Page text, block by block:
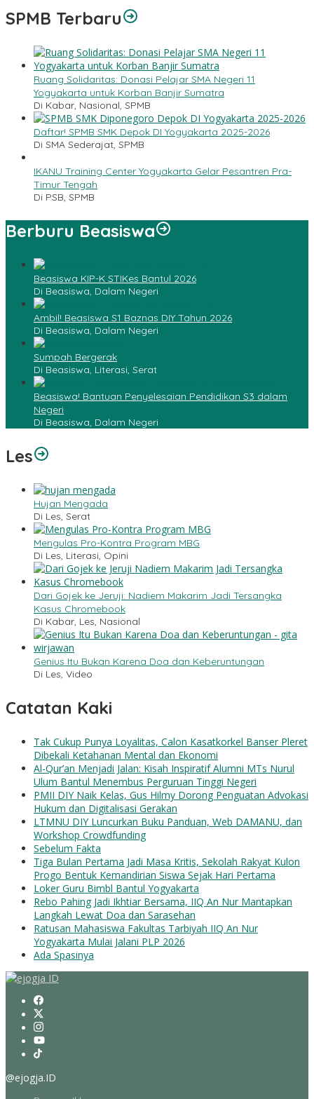
SPMB Terbaru
Ruang Solidaritas: Donasi Pelajar SMA Negeri 11
Yogyakarta untuk Korban Banjir Sumatra
Di Kabar, Nasional, SPMB
Daftar! SPMB SMK Depok DI Yogyakarta 2025-2026
Di SMA Sederajat, SPMB
IKANU Training Center Yogyakarta Gelar Pesantren Pra-
Timur Tengah
Di PSB, SPMB
Berburu Beasiswa
Beasiswa KIP-K STIKes Bantul 2026
Di Beasiswa, Dalam Negeri
Ambil! Beasiswa S1 Baznas DIY Tahun 2026
Di Beasiswa, Dalam Negeri
Sumpah Bergerak
Di Beasiswa, Literasi, Serat
Beasiswa! Bantuan Penyelesaian Pendidikan S3 dalam
Negeri
Di Beasiswa, Dalam Negeri
Les
Hujan Mengada
Di Les, Serat
Mengulas Pro-Kontra Program MBG
Di Les, Literasi, Opini
Dari Gojek ke Jeruji: Nadiem Makarim Jadi Tersangka
Kasus Chromebook
Di Kabar, Les, Nasional
Genius Itu Bukan Karena Doa dan Keberuntungan
Di Les, Video
Catatan Kaki
Tak Cukup Punya Loyalitas, Calon Kasatkorkel Banser Pleret
Dibekali Ketahanan Mental dan Ekonomi
Al-Qur’an Menjadi Jalan: Kisah Inspiratif Alumni MTs Nurul
Ulum Bantul Menembus Perguruan Tinggi Negeri
PMII DIY Naik Kelas, Gus Hilmy Dorong Penguatan Advokasi
Hukum dan Digitalisasi Gerakan
LTMNU DIY Luncurkan Buku Panduan, Web DAMANU, dan
Workshop Crowdfunding
Sebelum Fakta
Tiga Bulan Pertama Jadi Masa Kritis, Sekolah Rakyat Kulon
Progo Bentuk Kemandirian Siswa Sejak Hari Pertama
Loker Guru Bimbl Bantul Yogyakarta
Rebo Pahing Jadi Ikhtiar Bersama, IIQ An Nur Mantapkan
Langkah Lewat Doa dan Sarasehan
Ratusan Mahasiswa Fakultas Tarbiyah IIQ An Nur
Yogyakarta Mulai Jalani PLP 2026
Ada Spasinya
@ejogja.ID